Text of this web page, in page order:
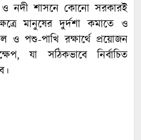
ও নদী শাসনে কোনো সরকারই
মানুষের দুর্দশা কমাতে ও
পশু-পাখি রক্ষার্থে প্রয়োজন
যা সঠিকভাবে নির্বাচিত